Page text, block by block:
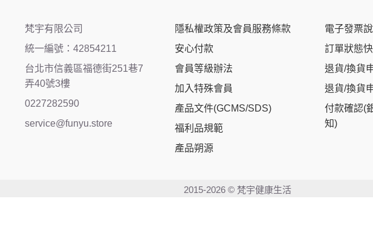
梵宇有限公司
統一編號：42854211
台北市信義區福德街251巷7
弄40號3樓
0227282590
service@funyu.store
隱私權政策及會員服務條款
安心付款
會員等級辦法
加入特殊會員
產品文件(GCMS/SDS)
福利品規範
產品朔源
電子發票
訂單狀態
退貨/換貨
退貨/換貨
付款確認(
知)
2015-2026 © 梵宇健康生活